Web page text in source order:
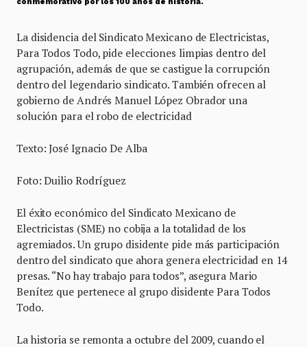
La disidencia del Sindicato Mexicano de Electricistas,
Para Todos Todo, pide elecciones limpias dentro del
agrupación, además de que se castigue la corrupción
dentro del legendario sindicato. También ofrecen al
gobierno de Andrés Manuel López Obrador una
solución para el robo de electricidad
Texto: José Ignacio De Alba
Foto: Duilio Rodríguez
El éxito económico del Sindicato Mexicano de
Electricistas (SME) no cobija a la totalidad de los
agremiados. Un grupo disidente pide más participación
dentro del sindicato que ahora genera electricidad en 14
presas. “No hay trabajo para todos”, asegura Mario
Benítez que pertenece al grupo disidente Para Todos
Todo.
La historia se remonta a octubre del 2009, cuando el